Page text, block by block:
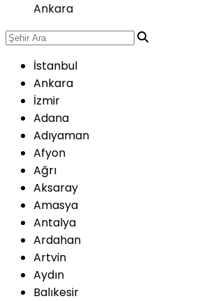
Ankara
İstanbul
Ankara
İzmir
Adana
Adıyaman
Afyon
Ağrı
Aksaray
Amasya
Antalya
Ardahan
Artvin
Aydın
Balıkesir